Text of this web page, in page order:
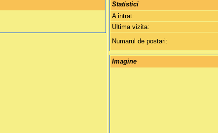
Statistici
A intrat:
Ultima vizita:
Numarul de postari:
Imagine